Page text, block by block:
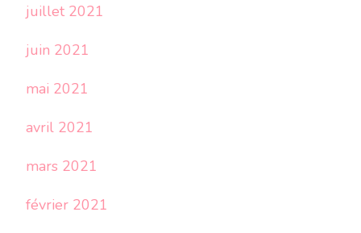
juillet 2021
juin 2021
mai 2021
avril 2021
mars 2021
février 2021